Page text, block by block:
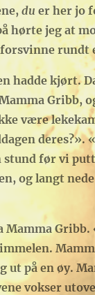
du er her jo
hørte jeg at
forsvinne rundt
hadde kjørt.
Gribb,
være
deres?».
før vi
og langt
ut på en øy.
vokser